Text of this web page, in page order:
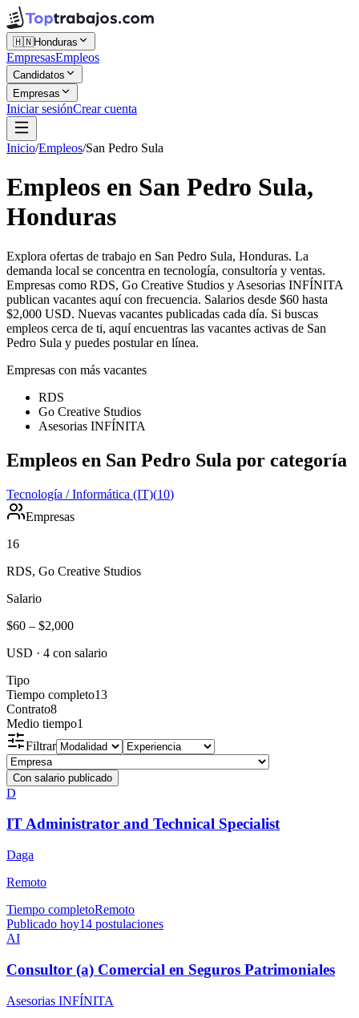
🇭🇳Honduras
EmpresasEmpleos
Candidatos
Empresas
Iniciar sesiónCrear cuenta
Inicio/Empleos/San Pedro Sula
Empleos en San Pedro Sula,
Honduras
Explora ofertas de trabajo en San Pedro Sula, Honduras. La
demanda local se concentra en tecnología, consultoría y ventas.
Empresas como RDS, Go Creative Studios y Asesorias INFÍNITA
publican vacantes aquí con frecuencia. Salarios desde $60 hasta
$2,000 USD. Nuevas vacantes publicadas cada día. Si buscas
empleos cerca de ti, aquí encuentras las vacantes activas de San
Pedro Sula y puedes postular en línea.
Empresas con más vacantes
RDS
Go Creative Studios
Asesorias INFÍNITA
Empleos en San Pedro Sula por categoría
Tecnología / Informática (IT)(10)
Empresas
16
RDS, Go Creative Studios
Salario
$60 – $2,000
USD · 4 con salario
Tipo
Tiempo completo13
Contrato8
Medio tiempo1
Filtrar
Con salario publicado
D
IT Administrator and Technical Specialist
Daga
Remoto
Tiempo completoRemoto
Publicado hoy14 postulaciones
AI
Consultor (a) Comercial en Seguros Patrimoniales
Asesorias INFÍNITA